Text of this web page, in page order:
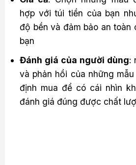
hợp với túi tiền của bạn
độ bền và đảm bảo an toàn
bạn
Đánh giá của người dùng:
và phản hồi của những
định mua để có cái nhìn
đánh giá đúng được chất